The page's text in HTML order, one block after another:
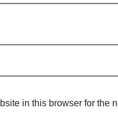
in this browser for the